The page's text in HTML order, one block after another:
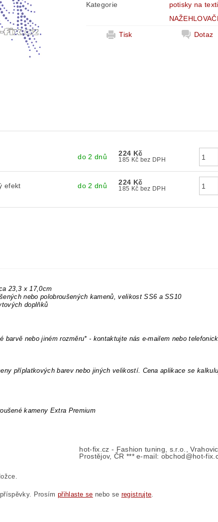
Kategorie
potisky na
Tisk
Dotaz
do 2 dnů 224 Kč
185 Kč bez DPH
efekt do 2 dnů 224 Kč
185 Kč bez DPH
23,3 x 17,0cm
nebo polobroušených kamenů, velikost SS6 a SS10
doplňků
barvě nebo jiném rozměru* - kontaktujte nás e-mailem nebo
příplatkových barev nebo jiných velikostí. Cena aplikace se
kameny Extra Premium
hot-fix.cz - Fashion tuning, s.r.o.,
Prostějov, ČR *** e-mail: obchod@hot-
Prosím přihlaste se nebo se registrujte.